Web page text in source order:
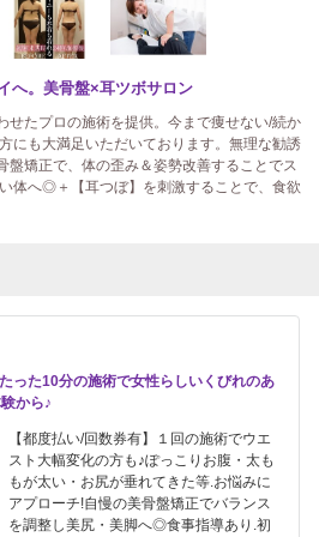
へ。美骨盤×耳ツボサロン
せたプロの施術を提供。今まで痩せない/続か
にも大満足いただいております。無理な勧誘
盤矯正で、体の歪み＆姿勢改善することでス
体へ◎＋【耳つぼ】を刺激することで、食欲
った10分の施術で女性らしいくびれのあ
から♪
【都度払い/回数券有】１回の施術でウエ
スト大幅変化の方も♪ぽっこりお腹・太も
もが太い・お尻が垂れてきた等.お悩みに
アプローチ!自慢の美骨盤矯正でバランス
を調整し美尻・美脚へ◎食事指導あり.初